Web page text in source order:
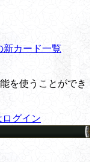
新カード一覧
を使うことができ
グイン